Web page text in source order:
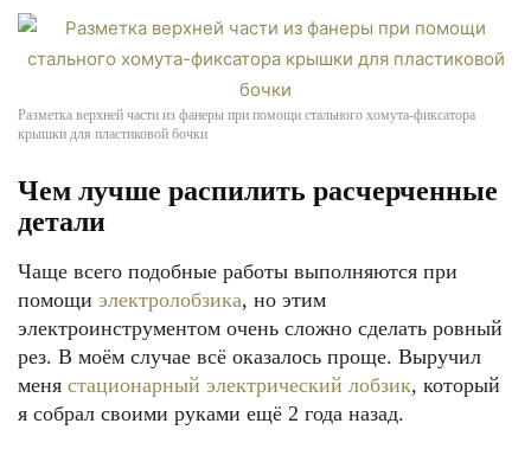
Разметка верхней части из фанеры при помощи стального хомута-фиксатора
крышки для пластиковой бочки
Чем лучше распилить расчерченные
детали
Чаще всего подобные работы выполняются при
помощи электролобзика, но этим
электроинструментом очень сложно сделать ровный
рез. В моём случае всё оказалось проще. Выручил
меня стационарный электрический лобзик, который
я собрал своими руками ещё 2 года назад.